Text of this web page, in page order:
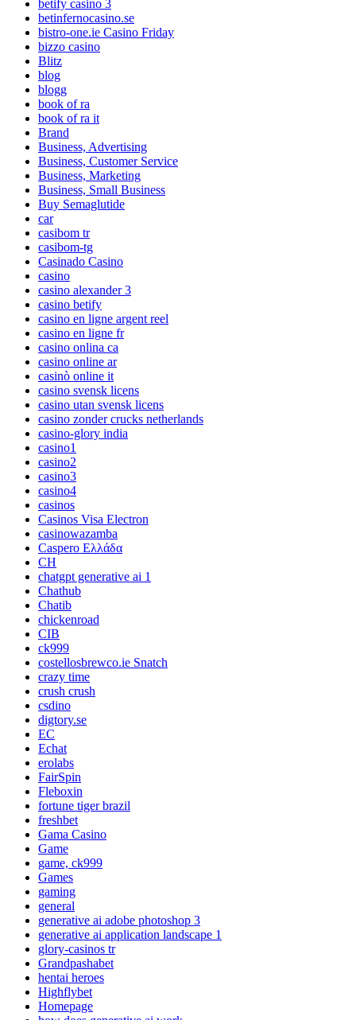
betify casino 3
betinfernocasino.se
bistro-one.ie Casino Friday
bizzo casino
Blitz
blog
blogg
book of ra
book of ra it
Brand
Business, Advertising
Business, Customer Service
Business, Marketing
Business, Small Business
Buy Semaglutide
car
casibom tr
casibom-tg
Casinado Casino
casino
casino alexander 3
casino betify
casino en ligne argent reel
casino en ligne fr
casino onlina ca
casino online ar
casinò online it
casino svensk licens
casino utan svensk licens
casino zonder crucks netherlands
casino-glory india
casino1
casino2
casino3
casino4
casinos
Casinos Visa Electron
casinowazamba
Caspero Ελλάδα
CH
chatgpt generative ai 1
Chathub
Chatib
chickenroad
CIB
ck999
costellosbrewco.ie Snatch
crazy time
crush crush
csdino
digtory.se
EC
Echat
erolabs
FairSpin
Fleboxin
fortune tiger brazil
freshbet
Gama Casino
Game
game, ck999
Games
gaming
general
generative ai adobe photoshop 3
generative ai application landscape 1
glory-casinos tr
Grandpashabet
hentai heroes
Highflybet
Homepage